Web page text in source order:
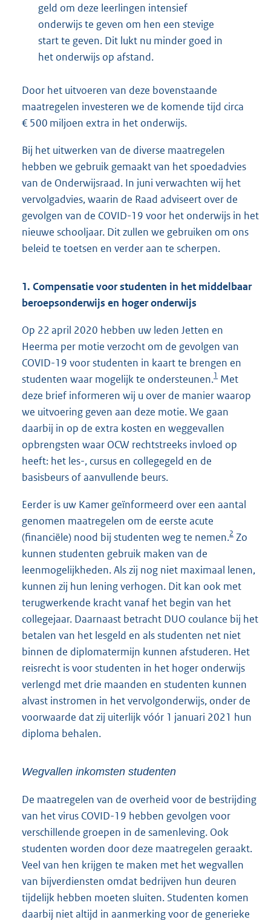
geld om deze leerlingen intensief
onderwijs te geven om hen een stevige
start te geven. Dit lukt nu minder goed in
het onderwijs op afstand.
Door het uitvoeren van deze bovenstaande
maatregelen investeren we de komende tijd circa
€ 500 miljoen extra in het onderwijs.
Bij het uitwerken van de diverse maatregelen
hebben we gebruik gemaakt van het spoedadvies
van de Onderwijsraad. In juni verwachten wij het
vervolgadvies, waarin de Raad adviseert over de
gevolgen van de COVID-19 voor het onderwijs in het
nieuwe schooljaar. Dit zullen we gebruiken om ons
beleid te toetsen en verder aan te scherpen.
1. Compensatie voor studenten in het middelbaar
beroepsonderwijs en hoger onderwijs
Op 22 april 2020 hebben uw leden Jetten en
Heerma per motie verzocht om de gevolgen van
COVID-19 voor studenten in kaart te brengen en
studenten waar mogelijk te ondersteunen.1 Met
deze brief informeren wij u over de manier waarop
we uitvoering geven aan deze motie. We gaan
daarbij in op de extra kosten en weggevallen
opbrengsten waar OCW rechtstreeks invloed op
heeft: het les-, cursus en collegegeld en de
basisbeurs of aanvullende beurs.
Eerder is uw Kamer geïnformeerd over een aantal
genomen maatregelen om de eerste acute
(financiële) nood bij studenten weg te nemen.2 Zo
kunnen studenten gebruik maken van de
leenmogelijkheden. Als zij nog niet maximaal lenen,
kunnen zij hun lening verhogen. Dit kan ook met
terugwerkende kracht vanaf het begin van het
collegejaar. Daarnaast betracht DUO coulance bij het
betalen van het lesgeld en als studenten net niet
binnen de diplomatermijn kunnen afstuderen. Het
reisrecht is voor studenten in het hoger onderwijs
verlengd met drie maanden en studenten kunnen
alvast instromen in het vervolgonderwijs, onder de
voorwaarde dat zij uiterlijk vóór 1 januari 2021 hun
diploma behalen.
Wegvallen inkomsten studenten
De maatregelen van de overheid voor de bestrijding
van het virus COVID-19 hebben gevolgen voor
verschillende groepen in de samenleving. Ook
studenten worden door deze maatregelen geraakt.
Veel van hen krijgen te maken met het wegvallen
van bijverdiensten omdat bedrijven hun deuren
tijdelijk hebben moeten sluiten. Studenten komen
daarbij niet altijd in aanmerking voor de generieke